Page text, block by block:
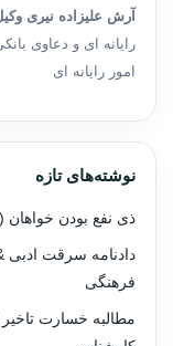
آرش علیزاده نیری
امور رایانه ای
نوشته‌های تازه
ذی نفع بودن خواهان
فرهنگی
مطالبه خسارت